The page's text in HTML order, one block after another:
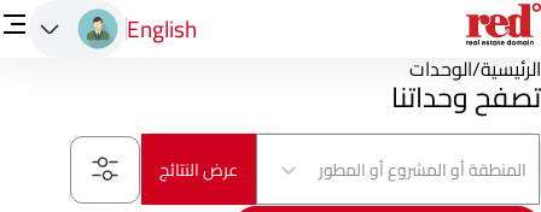
English
الرئيسية/الوحدات
تصفح وحداتنا
المنطقة أو المشروع أو المطور
عرض النتائج